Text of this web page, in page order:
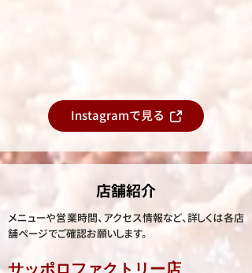
Instagramで見る
店舗紹介
メニューや営業時間、アクセス情報など、詳しくは各店
舗ページでご確認お願いします。
サッポロファクトリー店